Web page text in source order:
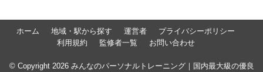
ホーム 地域・駅から探す 運営者
プライバシーポリシー
利用規約
監修者一覧 お問い合わせ
© Copyright 2026 みんなのパーソナルトレーニング｜国内最大級の優良